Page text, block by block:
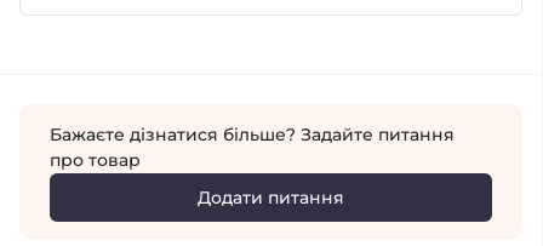
Бажаєте дізнатися більше? Задайте питання
про товар
Додати питання